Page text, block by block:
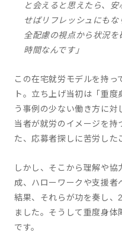
と会えると思えたら、
せばリフレッシュにも
全配慮の視点から状況
時間なんです」
この在宅就労モデルを持っ
ト。立ち上げ当初は「重
う事例の少ない働き方に
当者が就労のイメージを持
た、応募者探しに苦労した
しかし、そこから理解や
成、ハローワークや支援者
結果、それらが功を奏し
ました。そうして重度身体
です。